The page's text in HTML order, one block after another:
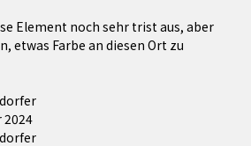
Element noch sehr trist aus, aber
etwas Farbe an diesen Ort zu
2024